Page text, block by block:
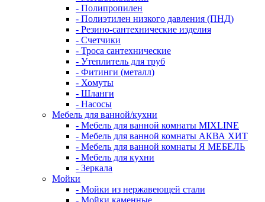
- Полипропилен
- Полиэтилен низкого давления (ПНД)
- Резино-сантехнические изделия
- Счетчики
- Троса сантехнические
- Утеплитель для труб
- Фитинги (металл)
- Хомуты
- Шланги
- Насосы
Мебель для ванной/кухни
- Мебель для ванной комнаты MIXLINE
- Мебель для ванной комнаты АКВА ХИТ
- Мебель для ванной комнаты Я МЕБЕЛЬ
- Мебель для кухни
- Зеркала
Мойки
- Мойки из нержавеющей стали
- Мойки каменные